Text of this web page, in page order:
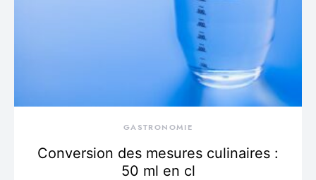
GASTRONOMIE
Conversion des mesures culinaires :
50 ml en cl